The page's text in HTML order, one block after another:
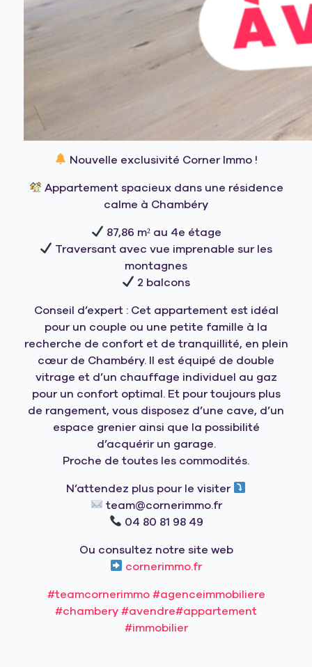
Nouvelle exclusivité Corner Immo !
Appartement spacieux dans une résidence
calme à Chambéry
87,86 m² au 4e étage
Traversant avec vue imprenable sur les
montagnes
2 balcons
Conseil d’expert : Cet appartement est idéal
pour un couple ou une petite famille à la
recherche de confort et de tranquillité, en plein
cœur de Chambéry. Il est équipé de double
vitrage et d’un chauffage individuel au gaz
pour un confort optimal. Et pour toujours plus
de rangement, vous disposez d’une cave, d’un
espace grenier ainsi que la possibilité
d’acquérir un garage.
Proche de toutes les commodités.
N’attendez plus pour le visiter
team@cornerimmo.fr
04 80 81 98 49
Ou consultez notre site web
cornerimmo.fr
#teamcornerimmo #agenceimmobiliere
#chambery#avendre#appartement
#immobilier